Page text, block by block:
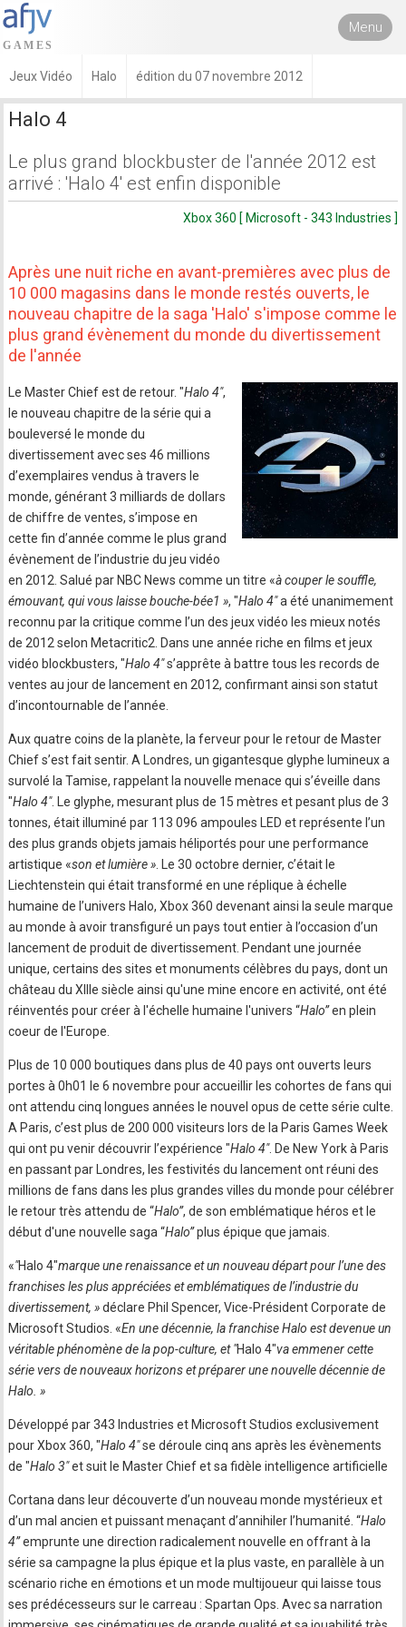
Menu
Jeux Vidéo Halo édition du 07 novembre 2012
Halo 4
Le plus grand blockbuster de l'année 2012 est
arrivé : 'Halo 4' est enfin disponible
Xbox 360 [ Microsoft - 343 Industries ]
Après une nuit riche en avant-premières avec plus de
10 000 magasins dans le monde restés ouverts, le
nouveau chapitre de la saga 'Halo' s'impose comme le
plus grand évènement du monde du divertissement
de l'année
Le Master Chief est de retour. "Halo 4",
le nouveau chapitre de la série qui a
bouleversé le monde du
divertissement avec ses 46 millions
d’exemplaires vendus à travers le
monde, générant 3 milliards de dollars
de chiffre de ventes, s’impose en
cette fin d’année comme le plus grand
évènement de l’industrie du jeu vidéo
en 2012. Salué par NBC News comme un titre «à couper le souffle,
émouvant, qui vous laisse bouche-bée1 », "Halo 4"a été unanimement
reconnu par la critique comme l’un des jeux vidéo les mieux notés
de 2012 selon Metacritic2. Dans une année riche en films et jeux
vidéo blockbusters, "Halo 4"s’apprête à battre tous les records de
ventes au jour de lancement en 2012, confirmant ainsi son statut
d’incontournable de l’année.
Aux quatre coins de la planète, la ferveur pour le retour de Master
Chief s’est fait sentir. A Londres, un gigantesque glyphe lumineux a
survolé la Tamise, rappelant la nouvelle menace qui s’éveille dans
"Halo 4". Le glyphe, mesurant plus de 15 mètres et pesant plus de 3
tonnes, était illuminé par 113 096 ampoules LED et représente l’un
des plus grands objets jamais héliportés pour une performance
artistique «son et lumière » . Le 30 octobre dernier, c’était le
Liechtenstein qui était transformé en une réplique à échelle
humaine de l’univers Halo, Xbox 360 devenant ainsi la seule marque
au monde à avoir transfiguré un pays tout entier à l’occasion d’un
lancement de produit de divertissement. Pendant une journée
unique, certains des sites et monuments célèbres du pays, dont un
château du XIIIe siècle ainsi qu'une mine encore en activité, ont été
réinventés pour créer à l'échelle humaine l'univers “Halo”en plein
coeur de l'Europe.
Plus de 10 000 boutiques dans plus de 40 pays ont ouverts leurs
portes à 0h01 le 6 novembre pour accueillir les cohortes de fans qui
ont attendu cinq longues années le nouvel opus de cette série culte.
A Paris, c’est plus de 200 000 visiteurs lors de la Paris Games Week
qui ont pu venir découvrir l’expérience "Halo 4". De New York à Paris
en passant par Londres, les festivités du lancement ont réuni des
millions de fans dans les plus grandes villes du monde pour célébrer
le retour très attendu de “Halo”, de son emblématique héros et le
début d'une nouvelle saga “Halo”plus épique que jamais.
«"Halo 4"marque une renaissance et un nouveau départ pour l’une des
franchises les plus appréciées et emblématiques de l’industrie du
divertissement, »déclare Phil Spencer, Vice-Président Corporate de
Microsoft Studios. «En une décennie, la franchise Halo est devenue un
véritable phénomène de la pop-culture, et "Halo 4"va emmener cette
série vers de nouveaux horizons et préparer une nouvelle décennie de
Halo. »
Développé par 343 Industries et Microsoft Studios exclusivement
pour Xbox 360, "Halo 4"se déroule cinq ans après les évènements
de "Halo 3"et suit le Master Chief et sa fidèle intelligence artificielle
Cortana dans leur découverte d’un nouveau monde mystérieux et
d’un mal ancien et puissant menaçant d’annihiler l’humanité. “Halo
4”emprunte une direction radicalement nouvelle en offrant à la
série sa campagne la plus épique et la plus vaste, en parallèle à un
scénario riche en émotions et un mode multijoueur qui laisse tous
ses prédécesseurs sur le carreau : Spartan Ops. Avec sa narration